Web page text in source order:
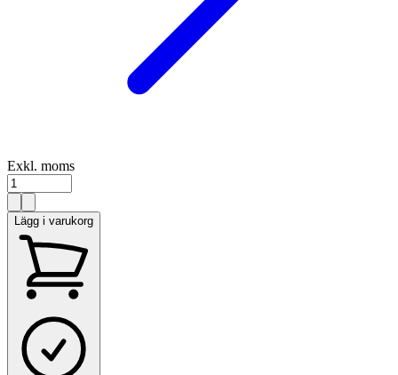
Exkl. moms
Lägg i varukorg